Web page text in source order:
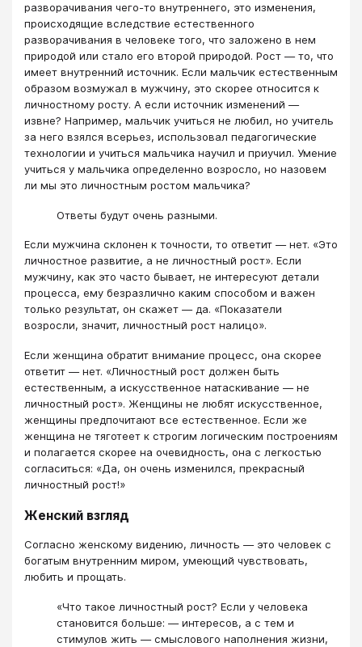
разворачивания чего-то внутреннего, это изменения,
происходящие вследствие естественного
разворачивания в человеке того, что заложено в нем
природой или стало его второй природой. Рост — то, что
имеет внутренний источник. Если мальчик естественным
образом возмужал в мужчину, это скорее относится к
личностному росту. А если источник изменений —
извне? Например, мальчик учиться не любил, но учитель
за него взялся всерьез, использовал педагогические
технологии и учиться мальчика научил и приучил. Умение
учиться у мальчика определенно возросло, но назовем
ли мы это личностным ростом мальчика?
Ответы будут очень разными.
Если мужчина склонен к точности, то ответит — нет. «Это
личностное развитие, а не личностный рост». Если
мужчину, как это часто бывает, не интересуют детали
процесса, ему безразлично каким способом и важен
только результат, он скажет — да. «Показатели
возросли, значит, личностный рост налицо».
Если женщина обратит внимание процесс, она скорее
ответит — нет. «Личностный рост должен быть
естественным, а искусственное натаскивание — не
личностный рост». Женщины не любят искусственное,
женщины предпочитают все естественное. Если же
женщина не тяготеет к строгим логическим построениям
и полагается скорее на очевидность, она с легкостью
согласиться: «Да, он очень изменился, прекрасный
личностный рост!»
Женский взгляд
Согласно женскому видению, личность — это человек с
богатым внутренним миром, умеющий чувствовать,
любить и прощать.
«Что такое личностный рост? Если у человека
становится больше: — интересов, а с тем и
стимулов жить — смыслового наполнения жизни,